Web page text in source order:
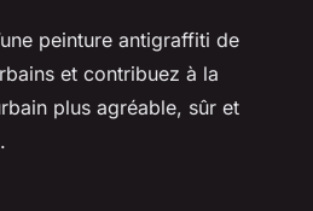
peinture antigraffiti de
et contribuez à la
plus agréable, sûr et